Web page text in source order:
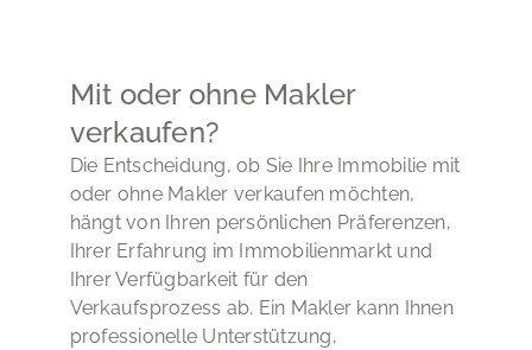
Mit oder ohne Makler
verkaufen?
Die Entscheidung, ob Sie Ihre Immobilie mit
oder ohne Makler verkaufen möchten,
hängt von Ihren persönlichen Präferenzen,
Ihrer Erfahrung im Immobilienmarkt und
Ihrer Verfügbarkeit für den
Verkaufsprozess ab. Ein Makler kann Ihnen
professionelle Unterstützung,